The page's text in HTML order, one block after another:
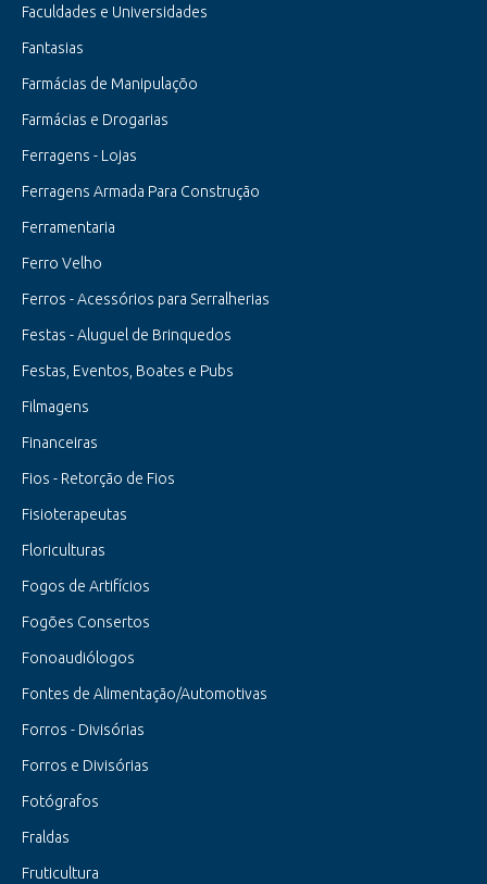
Faculdades e Universidades
Fantasias
Farmácias de Manipulaçõo
Farmácias e Drogarias
Ferragens - Lojas
Ferragens Armada Para Construção
Ferramentaria
Ferro Velho
Ferros - Acessórios para Serralherias
Festas - Aluguel de Brinquedos
Festas, Eventos, Boates e Pubs
Filmagens
Financeiras
Fios - Retorção de Fios
Fisioterapeutas
Floriculturas
Fogos de Artifícios
Fogões Consertos
Fonoaudiólogos
Fontes de Alimentação/Automotivas
Forros - Divisórias
Forros e Divisórias
Fotógrafos
Fraldas
Fruticultura